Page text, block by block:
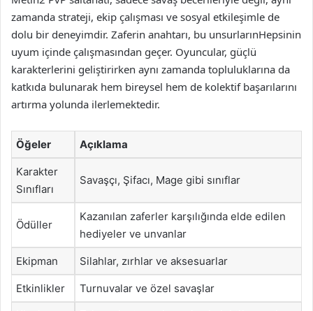
zamanda strateji, ekip çalışması ve sosyal etkileşimle de
dolu bir deneyimdir. Zaferin anahtarı, bu unsurlarınHepsinin
uyum içinde çalışmasından geçer. Oyuncular, güçlü
karakterlerini geliştirirken aynı zamanda topluluklarına da
katkıda bulunarak hem bireysel hem de kolektif başarılarını
artırma yolunda ilerlemektedir.
Öğeler Açıklama
Karakter
Sınıfları
Savaşçı, Şifacı, Mage gibi sınıflar
Ödüller
Kazanılan zaferler karşılığında elde edilen
hediyeler ve unvanlar
Ekipman Silahlar, zırhlar ve aksesuarlar
Etkinlikler Turnuvalar ve özel savaşlar